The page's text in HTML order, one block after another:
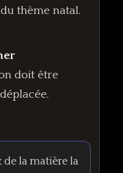
thème natal.
doit être
de la matière la